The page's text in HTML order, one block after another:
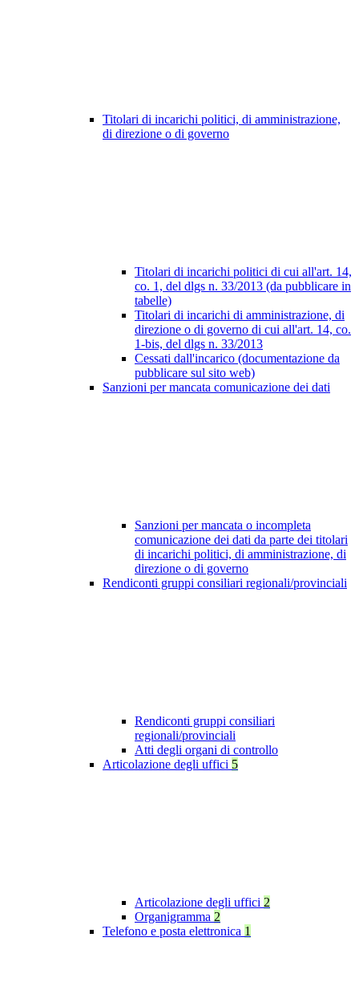
Titolari di incarichi politici, di amministrazione,
di direzione o di governo
Titolari di incarichi politici di cui all'art. 14,
co. 1, del dlgs n. 33/2013 (da pubblicare in
tabelle)
Titolari di incarichi di amministrazione, di
direzione o di governo di cui all'art. 14, co.
1-bis, del dlgs n. 33/2013
Cessati dall'incarico (documentazione da
pubblicare sul sito web)
Sanzioni per mancata comunicazione dei dati
Sanzioni per mancata o incompleta
comunicazione dei dati da parte dei titolari
di incarichi politici, di amministrazione, di
direzione o di governo
Rendiconti gruppi consiliari regionali/provinciali
Rendiconti gruppi consiliari
regionali/provinciali
Atti degli organi di controllo
Articolazione degli uffici 5
Articolazione degli uffici 2
Organigramma 2
Telefono e posta elettronica 1